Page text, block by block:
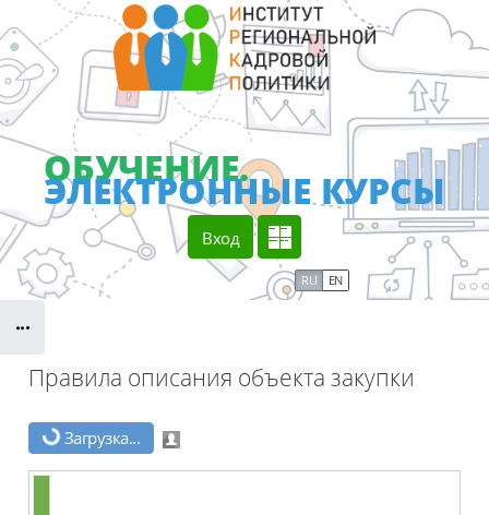
Перейти к основному содержанию
ОБУЧЕНИЕ.
ЭЛЕКТРОННЫЕ КУРСЫ
Вход
Сайт учреждения
RU EN
Правила описания объекта закупки
Блоки
Загрузка...